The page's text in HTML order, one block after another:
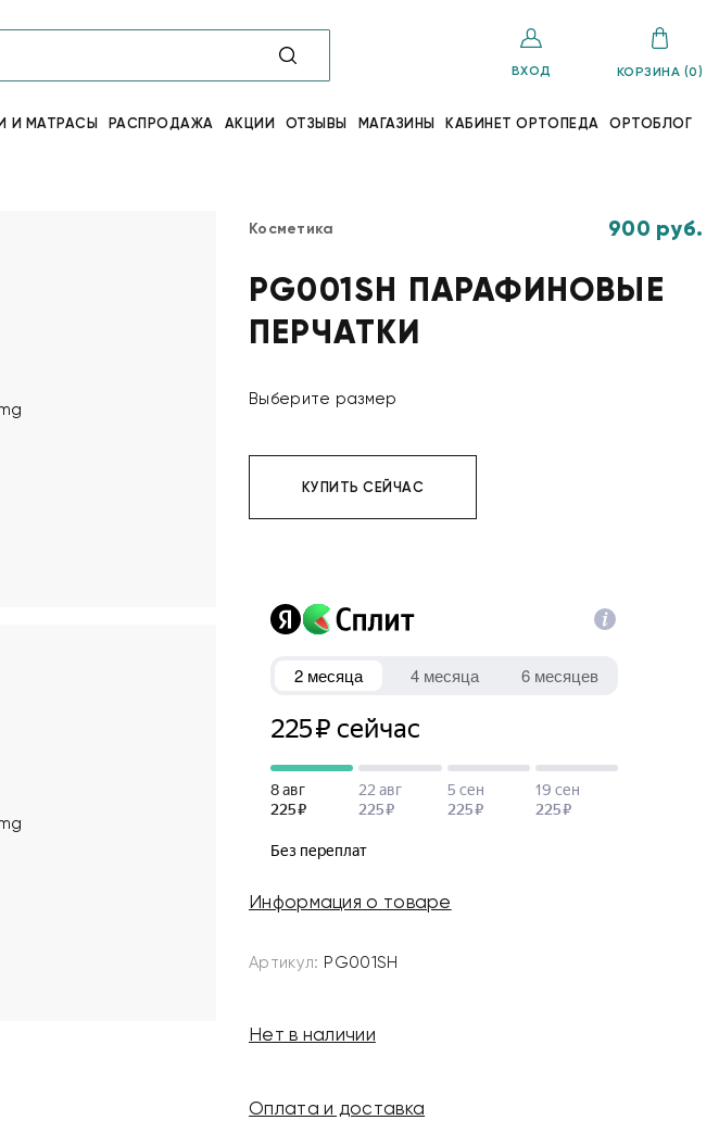
ВХОД КОРЗИНА (0)
И МАТРАСЫ РАСПРОДАЖА АКЦИИ ОТЗЫВЫ МАГАЗИНЫ КАБИНЕТ ОРТОПЕДА ОРТОБЛОГ
Косметика 900 руб.
PG001SH ПАРАФИНОВЫЕ
ПЕРЧАТКИ
Выберите размер
КУПИТЬ СЕЙЧАС
Информация о товаре
Артикул: PG001SH
Нет в наличии
Оплата и доставка